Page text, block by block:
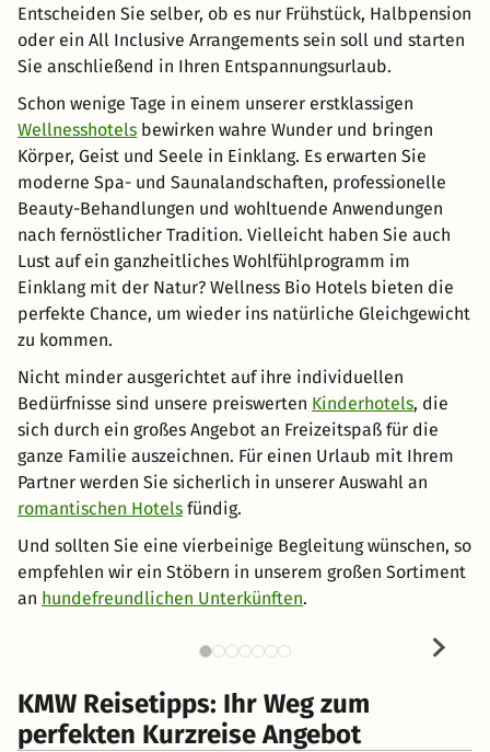
Entscheiden Sie selber, ob es nur Frühstück, Halbpension
oder ein All Inclusive Arrangements sein soll und starten
Sie anschließend in Ihren Entspannungsurlaub.
Schon wenige Tage in einem unserer erstklassigen
Wellnesshotels bewirken wahre Wunder und bringen
Körper, Geist und Seele in Einklang. Es erwarten Sie
moderne Spa- und Saunalandschaften, professionelle
Beauty-Behandlungen und wohltuende Anwendungen
nach fernöstlicher Tradition. Vielleicht haben Sie auch
Lust auf ein ganzheitliches Wohlfühlprogramm im
Einklang mit der Natur? Wellness Bio Hotels bieten die
perfekte Chance, um wieder ins natürliche Gleichgewicht
zu kommen.
Nicht minder ausgerichtet auf ihre individuellen
Bedürfnisse sind unsere preiswerten Kinderhotels, die
sich durch ein großes Angebot an Freizeitspaß für die
ganze Familie auszeichnen. Für einen Urlaub mit Ihrem
Partner werden Sie sicherlich in unserer Auswahl an
romantischen Hotels fündig.
Und sollten Sie eine vierbeinige Begleitung wünschen, so
empfehlen wir ein Stöbern in unserem großen Sortiment
an hundefreundlichen Unterkünften.
KMW Reisetipps: Ihr Weg zum
perfekten Kurzreise Angebot